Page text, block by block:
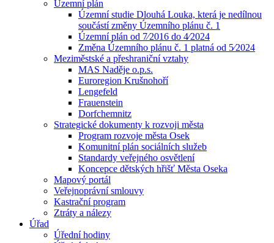
Územní plán
Územní studie Dlouhá Louka, která je nedílnou
součástí změny Územního plánu č. 1
Územní plán od 7⁄2016 do 4⁄2024
Změna Územního plánu č. 1 platná od 5⁄2024
Meziměstské a přeshraniční vztahy
MAS Naděje o.p.s.
Euroregion Krušnohoří
Lengefeld
Frauenstein
Dorfchemnitz
Strategické dokumenty k rozvoji města
Program rozvoje města Osek
Komunitní plán sociálních služeb
Standardy veřejného osvětlení
Koncepce dětských hřišť Města Oseka
Mapový portál
Veřejnoprávní smlouvy
Kastrační program
Ztráty a nálezy
Úřad
Úřední hodiny